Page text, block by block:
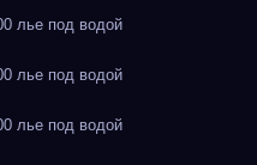
лье под водой
лье под водой
лье под водой